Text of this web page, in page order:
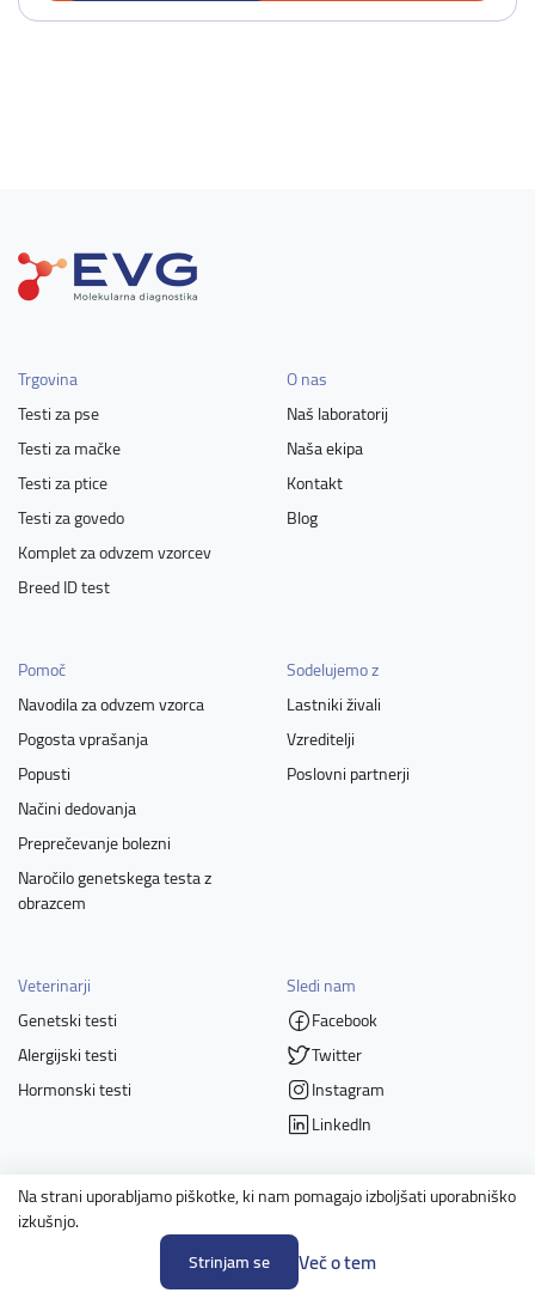
Na strani uporabljamo piškotke, ki nam pomagajo izboljšati uporabniško
izkušnjo.
Strinjam se
Več o tem
Trgovina
Testi za pse
Testi za mačke
Testi za ptice
Testi za govedo
Komplet za odvzem vzorcev
Breed ID test
O nas
Naš laboratorij
Naša ekipa
Kontakt
Blog
Pomoč
Navodila za odvzem vzorca
Pogosta vprašanja
Popusti
Načini dedovanja
Preprečevanje bolezni
Naročilo genetskega testa z
obrazcem
Sodelujemo z
Lastniki živali
Vzreditelji
Poslovni partnerji
Veterinarji
Genetski testi
Alergijski testi
Hormonski testi
Sledi nam
Facebook
Twitter
Instagram
LinkedIn
Člani